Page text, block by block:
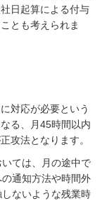
日起算による付与
とも考えられま
対応が必要という
る、月45時間以内
攻法となります。
ては、月の途中で
通知方法や時間外
ないような残業時